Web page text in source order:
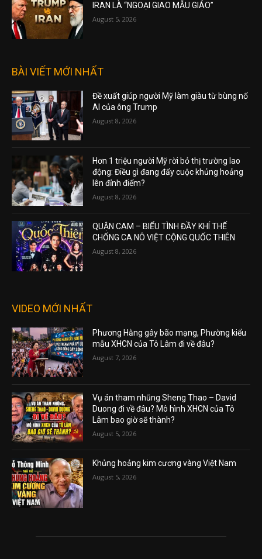
IRAN LÀ “NGOẠI GIAO MẪU GIÁO”
August 5, 2026
BÀI VIẾT MỚI NHẤT
Đề xuất giúp người Mỹ làm giàu từ bùng nổ
AI của ông Trump
August 8, 2026
Hơn 1 triệu người Mỹ rời bỏ thị trường lao
động: Điều gì đang đẩy cuộc khủng hoảng
lên đỉnh điểm?
August 8, 2026
QUẬN CAM – BIỂU TÌNH ĐẦY KHÍ THẾ
CHỐNG CA NÔ VIỆT CỘNG QUỐC THIÊN
August 8, 2026
VIDEO MỚI NHẤT
Phương Hằng gây bão mạng, Phường kiểu
mẫu XHCN của Tô Lâm đi về đâu?
August 7, 2026
Vụ án tham nhũng Sheng Thao – David
Duong đi về đâu? Mô hình XHCN của Tô
Lâm bao giờ sẽ thành?
August 5, 2026
Khủng hoảng kim cương vàng Việt Nam
August 5, 2026